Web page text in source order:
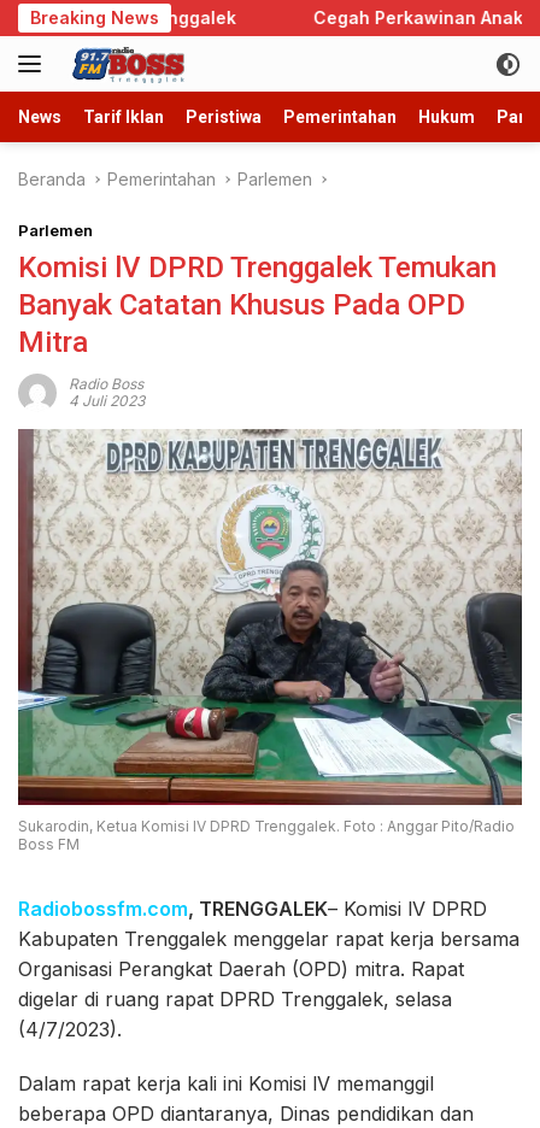
Langsung
ke
konten
Breaking News
Trenggalek Cegah Perkawinan Anak, Trenggalek
News Tarif Iklan Peristiwa Pemerintahan Hukum
Beranda Pemerintahan Parlemen
Parlemen
Komisi lV DPRD Trenggalek Temukan
Banyak Catatan Khusus Pada OPD
Mitra
Radio Boss
4 Juli 2023
Sukarodin, Ketua Komisi IV DPRD Trenggalek. Foto : Anggar Pito/Radio
Boss FM
Radiobossfm.com, TRENGGALEK– Komisi lV DPRD
Kabupaten Trenggalek menggelar rapat kerja bersama
Organisasi Perangkat Daerah (OPD) mitra. Rapat
digelar di ruang rapat DPRD Trenggalek, selasa
(4/7/2023).
Dalam rapat kerja kali ini Komisi lV memanggil
beberapa OPD diantaranya, Dinas pendidikan dan